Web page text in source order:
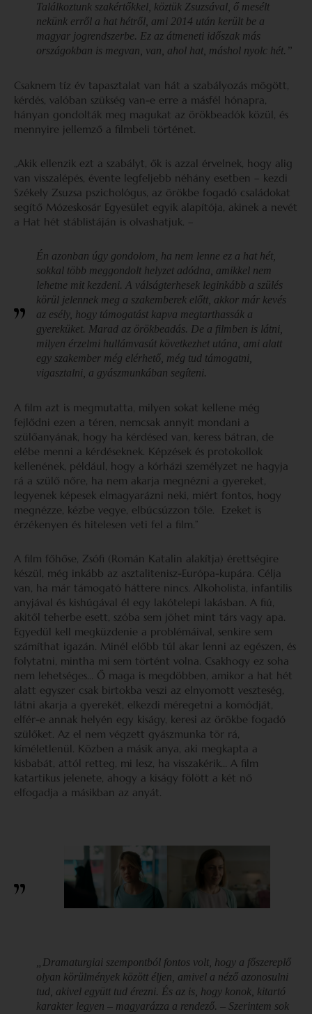
Találkoztunk szakértőkkel, köztük Zsuzsával, ő mesélt
nekünk erről a hat hétről, ami 2014 után került be a
magyar jogrendszerbe. Ez az átmeneti időszak más
országokban is megvan, van, ahol hat, máshol nyolc hét.”
Csaknem tíz év tapasztalat van hát a szabályozás mögött,
kérdés, valóban szükség van-e erre a másfél hónapra,
hányan gondolták meg magukat az örökbeadók közül, és
mennyire jellemző a filmbeli történet.
„Akik ellenzik ezt a szabályt, ők is azzal érvelnek, hogy alig
van visszalépés, évente legfeljebb néhány esetben – kezdi
Székely Zsuzsa pszichológus, az örökbe fogadó családokat
segítő Mózeskosár Egyesület egyik alapítója, akinek a nevét
a Hat hét stáblistáján is olvashatjuk. –
Én azonban úgy gondolom, ha nem lenne ez a hat hét,
sokkal több meggondolt helyzet adódna, amikkel nem
lehetne mit kezdeni. A válságterhesek leginkább a szülés
körül jelennek meg a szakemberek előtt, akkor már kevés
az esély, hogy támogatást kapva megtarthassák a
gyereküket. Marad az örökbeadás. De a filmben is látni,
milyen érzelmi hullámvasút következhet utána, ami alatt
egy szakember még elérhető, még tud támogatni,
vigasztalni, a gyászmunkában segíteni.
A film azt is megmutatta, milyen sokat kellene még
fejlődni ezen a téren, nemcsak annyit mondani a
szülőanyának, hogy ha kérdésed van, keress bátran, de
elébe menni a kérdéseknek. Képzések és protokollok
kellenének, például, hogy a kórházi személyzet ne hagyja
rá a szülő nőre, ha nem akarja megnézni a gyereket,
legyenek képesek elmagyarázni neki, miért fontos, hogy
megnézze, kézbe vegye, elbúcsúzzon tőle. Ezeket is
érzékenyen és hitelesen veti fel a film.”
A film főhőse, Zsófi (Román Katalin alakítja) érettségire
készül, még inkább az asztalitenisz-Európa-kupára. Célja
van, ha már támogató háttere nincs. Alkoholista, infantilis
anyjával és kishúgával él egy lakótelepi lakásban. A fiú,
akitől teherbe esett, szóba sem jöhet mint társ vagy apa.
Egyedül kell megküzdenie a problémáival, senkire sem
számíthat igazán. Minél előbb túl akar lenni az egészen, és
folytatni, mintha mi sem történt volna. Csakhogy ez soha
nem lehetséges… Ő maga is megdöbben, amikor a hat hét
alatt egyszer csak birtokba veszi az elnyomott veszteség,
látni akarja a gyerekét, elkezdi méregetni a komódját,
elfér-e annak helyén egy kiságy, keresi az örökbe fogadó
szülőket. Az el nem végzett gyászmunka tör rá,
kíméletlenül. Közben a másik anya, aki megkapta a
kisbabát, attól retteg, mi lesz, ha visszakérik… A film
katartikus jelenete, ahogy a kiságy fölött a két nő
elfogadja a másikban az anyát.
„Dramaturgiai szempontból fontos volt, hogy a főszereplő
olyan körülmények között éljen, amivel a néző azonosulni
tud, akivel együtt tud érezni. És az is, hogy konok, kitartó
karakter legyen – magyarázza a rendező. – Szerintem sok